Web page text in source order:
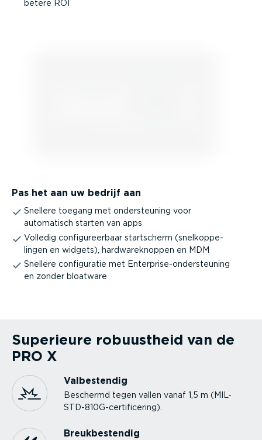
betere ROI
Pas het aan uw bedrijf aan
Snellere toegang met onder­steuning voor
automatisch starten van apps
Volledig confi­gu­reerbaar startscherm (snelkop­pe­
lingen en widgets), hardwa­rek­noppen en MDM
Snellere confi­gu­ratie met Enter­pri­se-on­der­steuning
en zonder bloatware
Superieure robuustheid van de
PRO X
Valbe­stendig
Beschermd tegen vallen vanaf 1,5 m (MIL-
STD-810G-cer­ti­fi­cering).
Breuk­be­stendig